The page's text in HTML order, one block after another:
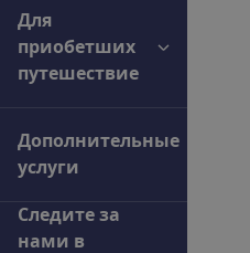
Для
приобетших
путешествие
Дополнительные
услуги
Следите за
нами в